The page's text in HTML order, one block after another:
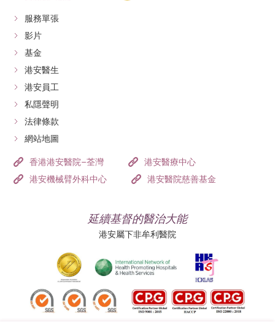
服務單張
影片
基金
港安醫生
港安員工
私隱聲明
法律條款
網站地圖
香港港安醫院–荃灣
港安醫療中心
港安機械臂外科中心
港安醫院慈善基金
延續基督的醫治大能
港安屬下非牟利醫院